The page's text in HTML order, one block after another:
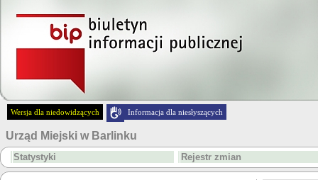
Wersja dla niedowidzących Informacja dla niesłyszących
Urząd Miejski w Barlinku
Statystyki Rejestr zmian